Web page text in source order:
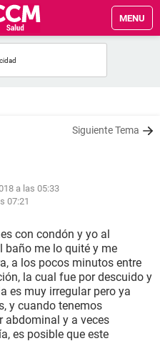
MENU
Siguiente Tema
a las 05:33
07:21
con condón y yo al
baño me lo quité y me
a los pocos minutos entre
la cual fue por descuido y
es muy irregular pero ya
y cuando tenemos
abdominal y a veces
es posible que este